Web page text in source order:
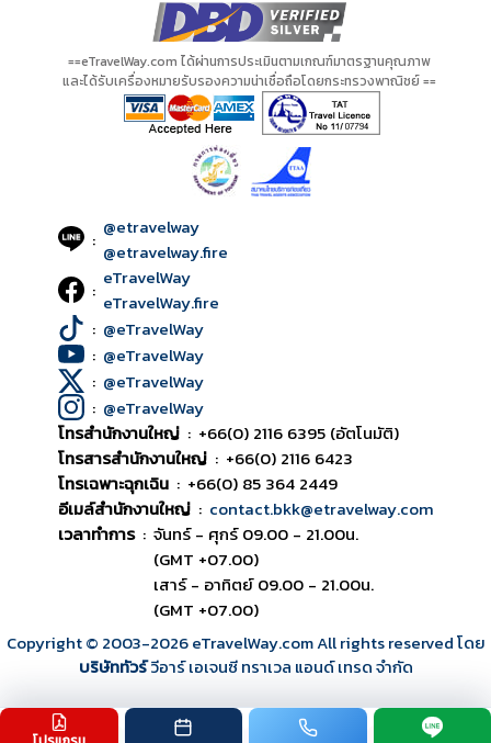
==eTravelWay.com ได้ผ่านการประเมินตามเกณฑ์มาตรฐานคุณภาพ
และได้รับเครื่องหมายรับรองความน่าเชื่อถือโดยกระทรวงพาณิชย์ ==
: @etravelway
@etravelway.fire
: eTravelWay
eTravelWay.fire
: @eTravelWay
: @eTravelWay
: @eTravelWay
: @eTravelWay
โทรสำนักงานใหญ่ : +66(0) 2116 6395 (อัตโนมัติ)
โทรสารสำนักงานใหญ่ : +66(0) 2116 6423
โทรเฉพาะฉุกเฉิน : +66(0) 85 364 2449
อีเมล์สำนักงานใหญ่ : contact.bkk@etravelway.com
เวลาทำการ : จันทร์ - ศุกร์ 09.00 - 21.00น.
(GMT +07.00)
เสาร์ - อาทิตย์ 09.00 - 21.00น.
(GMT +07.00)
Copyright © 2003-2026eTravelWay.com All rights reserved โดย
บริษัททัวร์วีอาร์ เอเจนซี ทราเวล แอนด์ เทรด จำกัด